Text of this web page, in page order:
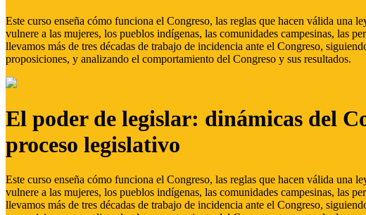
Este curso enseña cómo funciona el Congreso, las reglas que hacen válida una
vulnere a las mujeres, los pueblos indígenas, las comunidades campesinas, las
llevamos más de tres décadas de trabajo de incidencia ante el Congreso,
proposiciones, y analizando el comportamiento del Congreso y sus resultados.
El poder de legislar: dinámicas del
proceso legislativo
Este curso enseña cómo funciona el Congreso, las reglas que hacen válida una
vulnere a las mujeres, los pueblos indígenas, las comunidades campesinas, las
llevamos más de tres décadas de trabajo de incidencia ante el Congreso,